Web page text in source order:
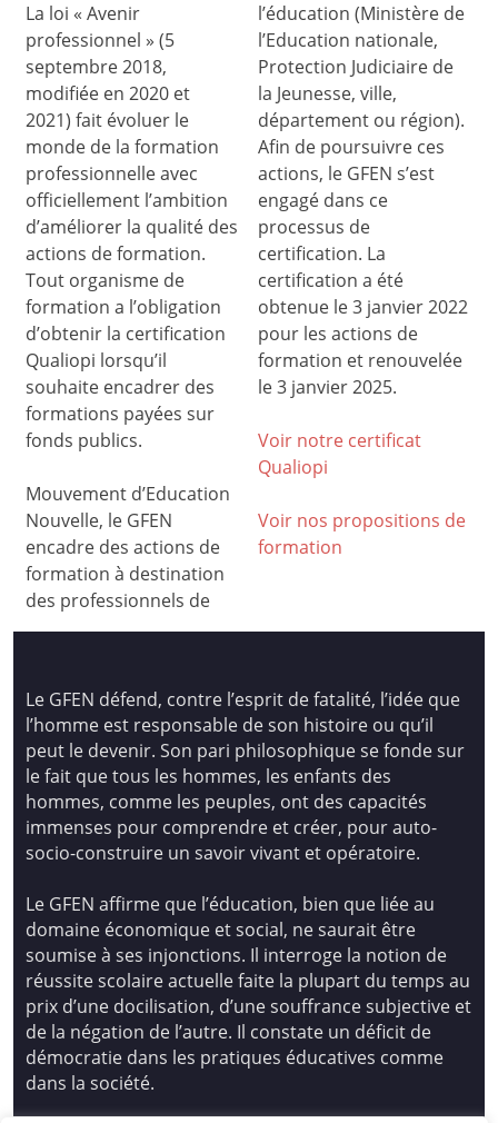
La loi « Avenir
professionnel » (5
septembre 2018,
modifiée en 2020 et
2021) fait évoluer le
monde de la formation
professionnelle avec
officiellement l’ambition
d’améliorer la qualité des
actions de formation.
Tout organisme de
formation a l’obligation
d’obtenir la certification
Qualiopi lorsqu’il
souhaite encadrer des
formations payées sur
fonds publics.
Mouvement d’Education
Nouvelle, le GFEN
encadre des actions de
formation à destination
des professionnels de
l’éducation (Ministère de
l’Education nationale,
Protection Judiciaire de
la Jeunesse, ville,
département ou région).
Afin de poursuivre ces
actions, le GFEN s’est
engagé dans ce
processus de
certification. La
certification a été
obtenue le 3 janvier 2022
pour les actions de
formation et renouvelée
le 3 janvier 2025.
Voir notre certificat
Qualiopi
Voir nos propositions de
formation
Le GFEN défend, contre l’esprit de fatalité, l’idée que
l’homme est responsable de son histoire ou qu’il
peut le devenir. Son pari philosophique se fonde sur
le fait que tous les hommes, les enfants des
hommes, comme les peuples, ont des capacités
immenses pour comprendre et créer, pour auto-
socio-construire un savoir vivant et opératoire.
Le GFEN affirme que l’éducation, bien que liée au
domaine économique et social, ne saurait être
soumise à ses injonctions. Il interroge la notion de
réussite scolaire actuelle faite la plupart du temps au
prix d’une docilisation, d’une souffrance subjective et
de la négation de l’autre. Il constate un déficit de
démocratie dans les pratiques éducatives comme
dans la société.